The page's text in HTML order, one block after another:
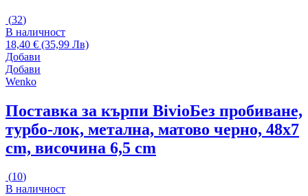
(32)
В наличност
18,40 € (35,99 Лв)
Добави
Добави
Wenko
Поставка за кърпи BivioБез пробиване,
турбо-лок, метална, матово черно, 48x7
cm, височина 6,5 cm
(10)
В наличност